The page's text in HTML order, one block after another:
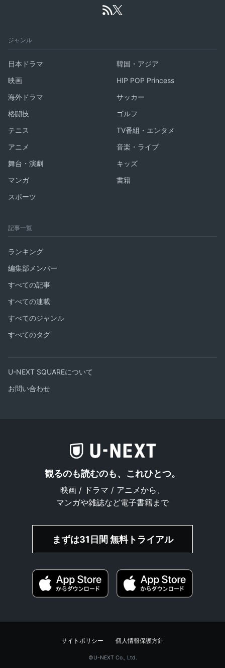
ジャンル
日本ドラマ
韓国・アジア
映画
HIP POP Princess
海外ドラマ
サッカー
格闘技
ゴルフ
テニス
TV番組・エンタメ
アニメ
音楽・ライブ
舞台・演劇
キッズ
マンガ
書籍
スポーツ
記事一覧
ランキング
編集部メンバー
すべての記事
すべての連載
すべてのジャンル
すべてのタグ
U-NEXT SQUAREについて
お問い合わせ
観るのも読むのも、これひとつ。
映画 / ドラマ / アニメから、
マンガや雑誌など電子書籍まで
まずは31日間 無料トライアル
サイトポリシー 個人情報保護方針
©︎U-NEXT Co., Ltd.